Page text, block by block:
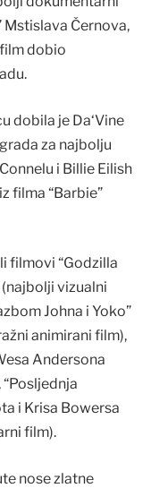
Mstislava Černova,
dobio
dobila je Da‘Vine
za najbolju
i Billie Eilish
filma “Barbie”
filmovi “Godzilla
(najbolji vizualni
Johna i Yoko”
animirani film),
Andersona
i Krisa Bowersa
film).
nose zlatne